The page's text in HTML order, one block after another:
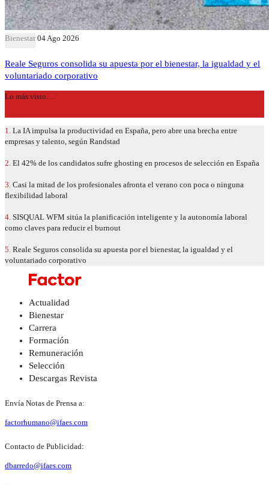
Bienestar 04 Ago 2026
Reale Seguros consolida su apuesta por el bienestar, la igualdad y el
voluntariado corporativo
Lo más visto…
1. La IA impulsa la productividad en España, pero abre una brecha entre
empresas y talento, según Randstad
2. El 42% de los candidatos sufre ghosting en procesos de selección en España
3. Casi la mitad de los profesionales afronta el verano con poca o ninguna
flexibilidad laboral
4. SISQUAL WFM sitúa la planificación inteligente y la autonomía laboral
como claves para reducir el burnout
5. Reale Seguros consolida su apuesta por el bienestar, la igualdad y el
voluntariado corporativo
Actualidad
Bienestar
Carrera
Formación
Remuneración
Selección
Descargas Revista
Envía Notas de Prensa a:
factorhumano@ifaes.com
Contacto de Publicidad:
dbarredo@ifaes.com